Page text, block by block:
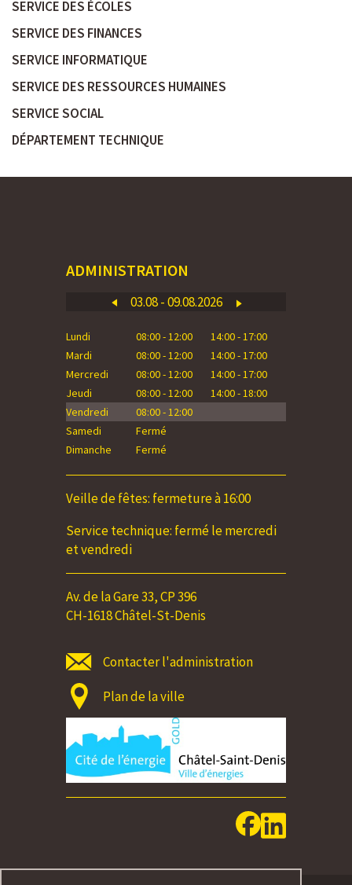
SERVICE DES ÉCOLES
SERVICE DES FINANCES
SERVICE INFORMATIQUE
SERVICE DES RESSOURCES HUMAINES
SERVICE SOCIAL
DÉPARTEMENT TECHNIQUE
ADMINISTRATION
03.08 - 09.08.2026
Lundi 08:00 - 12:00
14:00 - 17:00
Mardi
08:00 - 12:00
14:00 - 17:00
Mercredi
08:00 - 12:00
14:00 - 17:00
Jeudi
08:00 - 12:00
14:00 - 18:00
Vendredi
08:00 - 12:00
Samedi
Fermé
Dimanche
Fermé
Veille de fêtes: fermeture à 16:00
Service technique: fermé le mercredi
et vendredi
Av. de la Gare 33, CP 396
CH-1618 Châtel-St-Denis
Contacter l'administration
Plan de la ville